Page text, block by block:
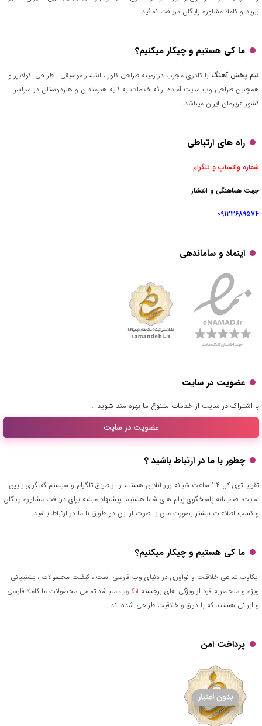
ببرید و کاملا مشاوره رایگان دریافت نمائید.
ما کی هستیم و چیکار میکنیم؟
تیم پخش آهنگ با کادری مجرب در زمینه طراحی کاور ، انتشار موسیقی ، طراحی اکولایزر و
همچنین طراحی وب سایت آماده ارائه خدمات به کلیه هنرمندان و هنردوستان در سراسر
کشور عزیزمان ایران میباشد.
راه های ارتباطی
شماره واتساپ و تلگرام
جهت هماهنگی و انتشار
09123689574
اینماد و ساماندهی
عضویت در سایت
با اشتراک در سایت از خدمات متنوع ما بهره مند شوید …
عضویت در سایت
چطور با ما در ارتباط باشید ؟
تقریبا توی کل 24 ساعت شبانه روز آنلاین هستیم و از طریق تلگرام و سیستم گفتگوی پایین
سایت، صمیمانه پاسخگوی پیام های شما هستیم. پیشنهاد میشه برای دریافت مشاوره رایگان
و کسب اطلاعات بیشتر بصورت متن یا صوت از این دو طریق با ما در ارتباط باشید.
ما کی هستیم و چیکار میکنیم؟
آیکاوب تداعی خلاقیت و نوآوری در دنیای وب فارسی است ، کیفیت محصولات ، پشتیبانی
ویژه و منحصربه فرد از ویژگی های برجسته آیکاوب میباشد.تمامی محصولات ما کاملا فارسی
و ایرانی هستند که با ذوق و خلاقیت طراحی شده اند .
پرداخت امن